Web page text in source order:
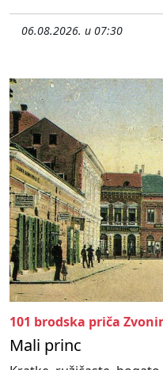
06.08.2026. u 07:30
101 brodska priča
Mali princ